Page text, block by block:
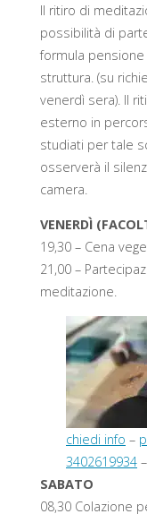
Il ritiro di
possibilità di
formula
struttura. (su
venerdì sera). Il
esterno in
studiati per tale
osserverà il
camera.
VENERDÌ
19,30 – Cena
21,00 –
meditazione.
chiedi info –
3402619934 –
SABATO
08,30 Colazione